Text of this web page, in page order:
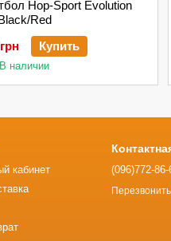
Hop-Sport Evolution
Red
Купить
В наличии
кабинет
(096)772-86-